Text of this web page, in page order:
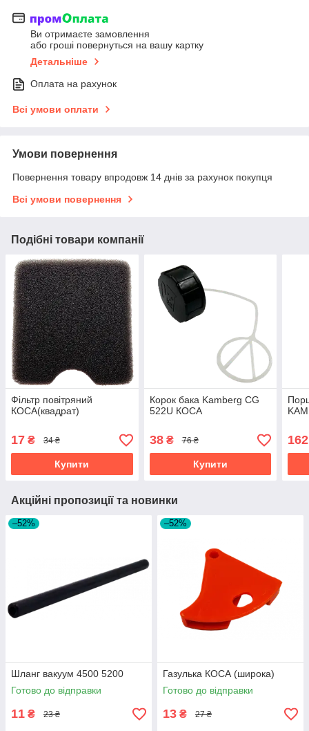
Ви отримаєте замовлення
або гроші повернуться на вашу картку
Детальніше
Оплата на рахунок
Всі умови оплати
Умови повернення
Повернення товару впродовж 14 днів за рахунок покупця
Всі умови повернення
Подібні товари компанії
Фільтр повітряний
КОСА(квадрат)
17 ₴ 34 ₴
Купити
Корок бака Kamberg CG
522U КОСА
38₴ 76 ₴
Купити
162
Акційні пропозиції та новинки
–52%
Шланг вакуум 4500 5200
Готово до відправки
11 ₴ 23 ₴
–52%
Газулька КОСА (широка)
Готово до відправки
13 ₴ 27 ₴